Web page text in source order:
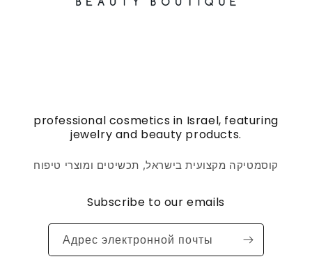
professional cosmetics in Israel, featuring
jewelry and beauty products.
קוסמטיקה מקצועית בישראל, תכשיטים ומוצרי טיפוח
Subscribe to our emails
Адрес электронной почты